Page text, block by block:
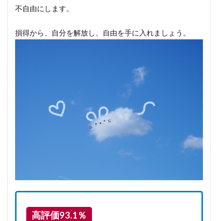
不自由にします。
損得から、自分を解放し、自由を手に入れましょう。
高評価93.1％